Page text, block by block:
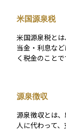
米国源泉税
米国源泉税と
当金・利息な
く税金のこと
本の所得税から
す。なお、税
N」という書類
源泉徴収
源泉徴収とは
人に代わって